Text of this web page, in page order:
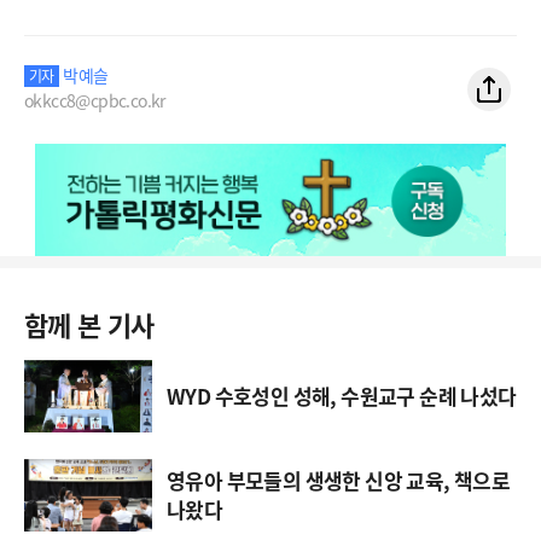
기자 박예슬
okkcc8@cpbc.co.kr
함께 본 기사
WYD 수호성인 성해, 수원교구 순례 나섰다
영유아 부모들의 생생한 신앙 교육, 책으로
나왔다